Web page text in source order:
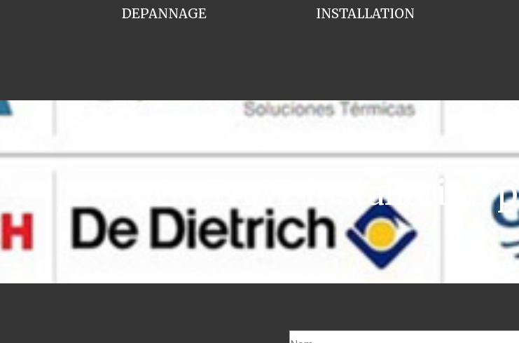
INSTALLATION
DEPANNAGE
CONTACT installation